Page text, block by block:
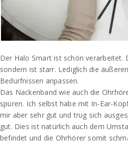
Der Halo Smart ist schön verarbeitet.
sondern ist starr. Lediglich die
Bedürfnissen anpassen.
Das Nackenband wie auch die
spüren. Ich selbst habe mit In-Ear-
mir aber sehr gut und trug sich
gut. Dies ist natürlich auch dem
befindet und die Ohrhörer somit